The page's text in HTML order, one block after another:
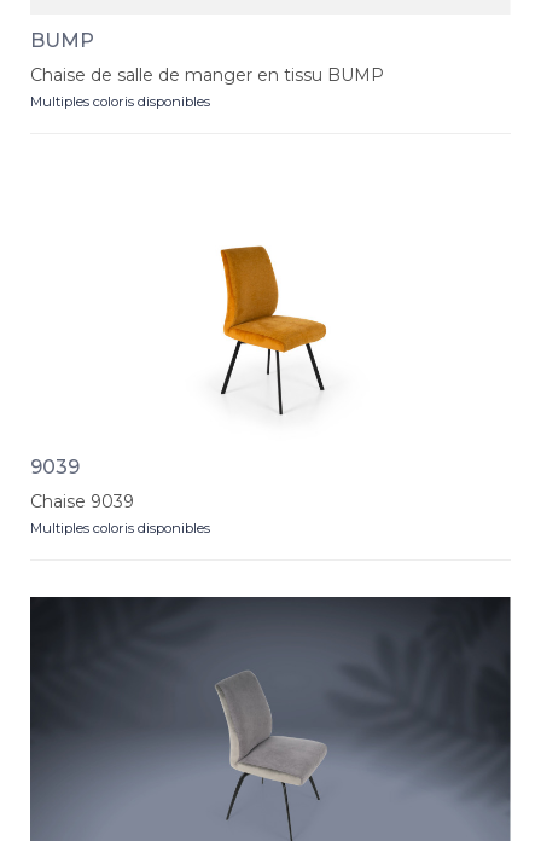
BUMP
Chaise de salle de manger en tissu BUMP
Multiples coloris disponibles
9039
Chaise 9039
Multiples coloris disponibles